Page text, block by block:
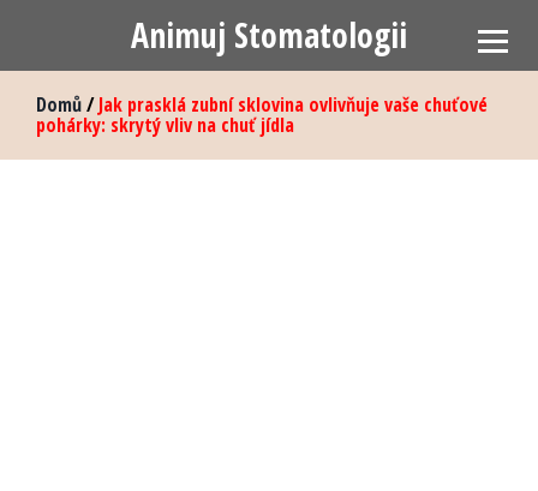
Animuj Stomatologii
Domů/Jak prasklá zubní sklovina ovlivňuje vaše chuťové
pohárky: skrytý vliv na chuť jídla